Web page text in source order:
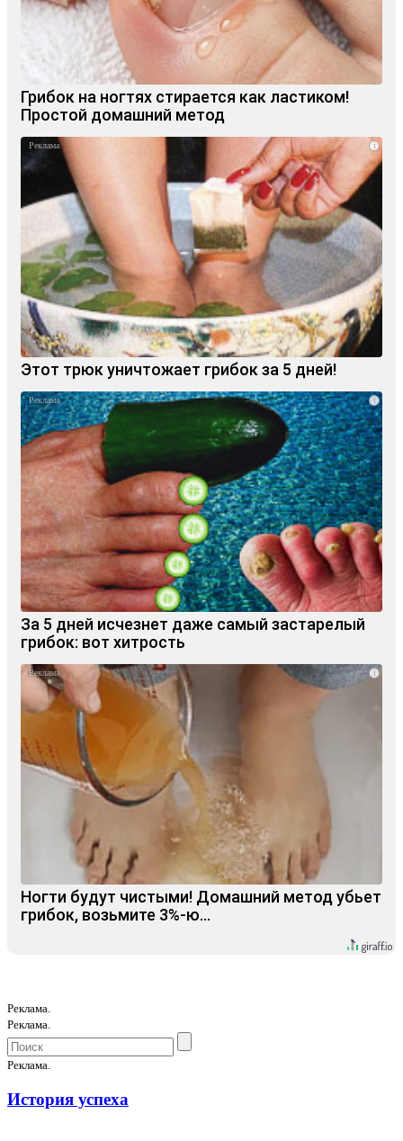
Грибок на ногтях стирается как ластиком!
Простой домашний метод
i
Этот трюк уничтожает грибок за 5 дней!
i
За 5 дней исчезнет даже самый застарелый
грибок: вот хитрость
i
Ногти будут чистыми! Домашний метод убьет
грибок, возьмите 3%-ю…
Реклама.
Реклама.
Реклама.
История успеха